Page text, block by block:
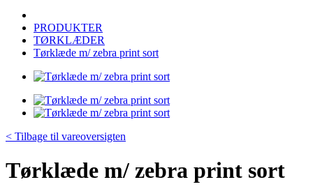
PRODUKTER
TØRKLÆDER
Tørklæde m/ zebra print sort
< Tilbage til vareoversigten
Tørklæde m/ zebra print sort